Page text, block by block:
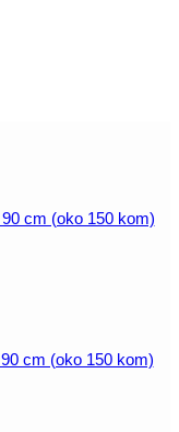
cm (oko 150 kom)
cm (oko 150 kom)